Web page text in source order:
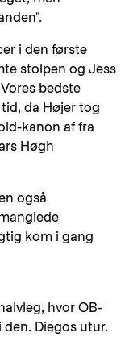
i den første
stolpen og Jess
bedste
da Højer tog
kanon af fra
Høgh
også
kom i gang
hvor OB-
Diegos utur.